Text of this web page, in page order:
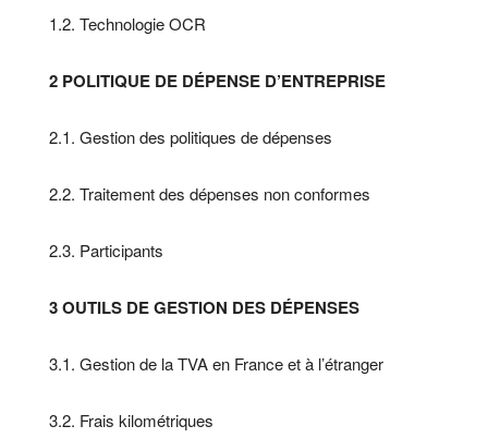
1.2. Technologie OCR
2 POLITIQUE DE DÉPENSE D’ENTREPRISE
2.1. Gestion des politiques de dépenses
2.2. Traitement des dépenses non conformes
2.3. Participants
3 OUTILS DE GESTION DES DÉPENSES
3.1. Gestion de la TVA en France et à l’étranger
3.2. Frais kilométriques